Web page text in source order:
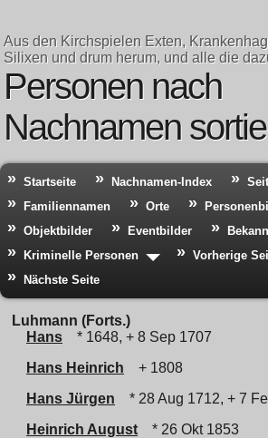
Aus den Kirchspielen Exten,
Silixen und drum herum, und alle die
Personen nach
Nachnamen
Startseite Nachnamen-Index
Familiennamen
Orte
Objektbilder
Eventbilder
Kriminelle Personen
Vorherige
Nächste Seite
Luhmann (Forts.)
Hans
* 1648, + 8 Sep 1707
Hans Heinrich
+ 1808
Hans Jürgen
* 28 Aug 1712, + 7
Heinrich August
* 26 Okt 1853